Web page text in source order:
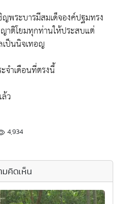
พระบารมีสมเด็จองค์ปฐมทรง
าติโยมทุกท่านให้ประสบแต่
ป็นนิจเทอญ
จำเดือนที่ตรงนี้
ว
4,934
มคิดเห็น